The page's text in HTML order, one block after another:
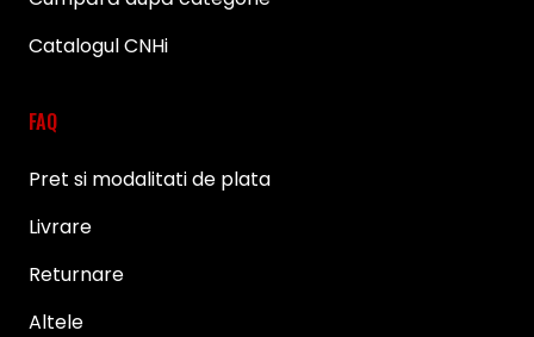
Catalogul CNHi
FAQ
Pret si modalitati de plata
Livrare
Returnare
Altele